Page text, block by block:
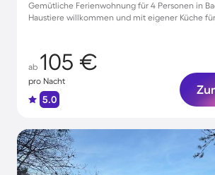
Gemütliche Ferienwohnung für 4 Personen in
Haustiere willkommen und mit eigener Küche
ab 105 €
pro Nacht
5.0